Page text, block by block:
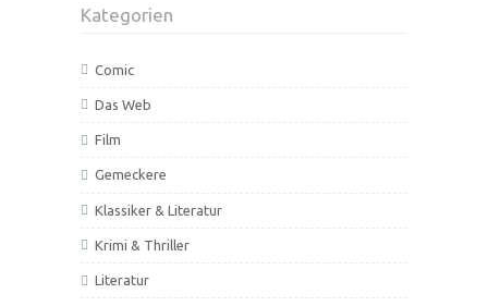
Kategorien
Comic
Das Web
Film
Gemeckere
Klassiker & Literatur
Krimi & Thriller
Literatur